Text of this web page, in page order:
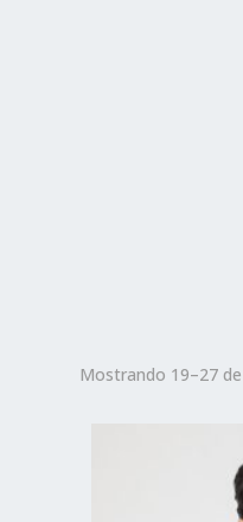
Mostrando 19–27